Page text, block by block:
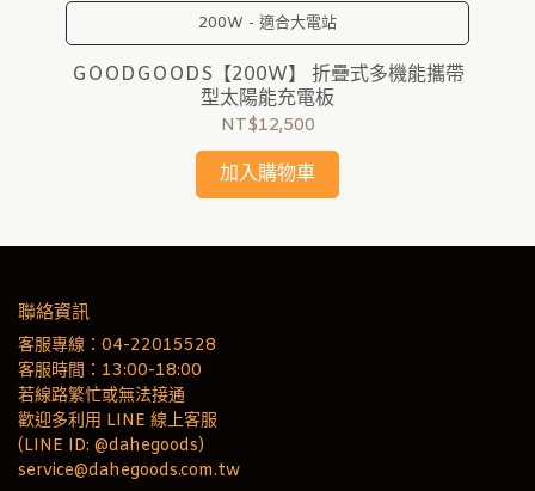
200W - 適合大電站
GOODGOODS【200W】 折疊式多機能攜帶
型太陽能充電板
NT$12,500
加入購物車
聯絡資訊
客服專線：04-22015528
客服時間：13:00-18:00
若線路繁忙或無法接通
歡迎多利用 LINE 線上客服
(LINE ID: @dahegoods)
service@dahegoods.com.tw